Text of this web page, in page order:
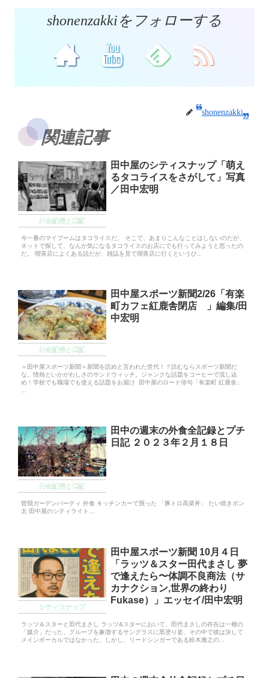
shonenzakkiをフォローする
shonenzakki
関連記事
外食記録と日記
田中屋のシティスナップ「萌え
るタコライスをさがして」写真
／田中宏明
今一番のマイブームはタコライスだ。 そこで、あまりこんなことはしないのだが、
ネットで探して、なんか気になるタコライスのお店にでも行ってみようと思ったの
だ。 喫茶店によくある話だが、雑誌を見て喫茶店に行くというひ...
外食記録と日記
田中屋スポーツ新聞2/26「有楽
町カフェ紅鹿舎閉店 」編集/田
中宏明
＝田中屋スポーツ新聞＝新聞を読めと言われた世代！？読むならスポーツ新聞だ
な。情熱といかがわしさのサンドウィッチ。ジャンクな話題をコーヒーで流し込
め！学校でも職場でも使える話題をお届け 田中屋のロード俳句「有楽町 紅鹿舎」
外食記録と日記
田中の週末の外食全記録とプチ
日記 ２０２３年２月１８日
曽我ガーデンパーティ 外食 キッチンカーで買った 「豚トロ高菜丼」 たい焼きポン
太 田中屋のシティライト...
シティスナップ
田中屋スポーツ新聞 10月４日
「ラッツ＆スター田代まさし 夢
で逢えたら〜体調不良商法（サ
カナクション,世界の終わり
Fukase）」エッセイ/田中宏明
ラッツ＆スターと田代まさし ラッツ&スターにおいて、田代まさしの存在は一種の
「媒介」だった。グループを象徴するサングラスに黒塗り姿、その中で彼は決して
メインボーカルではなかった。しかし、リードシンガーである鈴木雅之の...